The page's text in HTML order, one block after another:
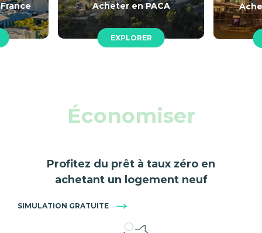
Acheter en PACA
EXPLORER
Économiser
Profitez du prêt à taux zéro en
achetant un logement neuf
SIMULATION GRATUITE